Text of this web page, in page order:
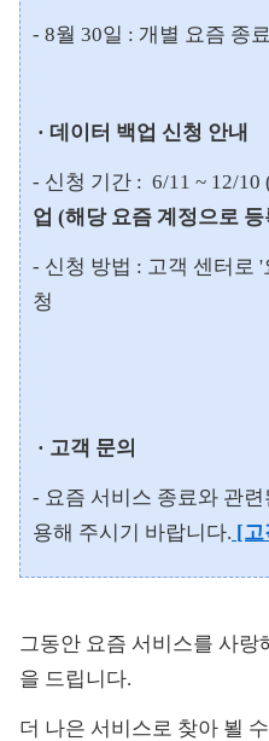
- 8월 30일 : 개별 요즘 종
· 데이터 백업 신청 안내
- 신청 기간 : 6/11 ~ 12/10
업 (해당 요즘 계정으로
- 신청 방법 : 고객 센터로
청
· 고객 문의
- 요즘 서비스 종료와 관
용해 주시기 바랍니다. [고
그동안 요즘 서비스를 사랑
을 드립니다.
더 나은 서비스로 찾아 뵐